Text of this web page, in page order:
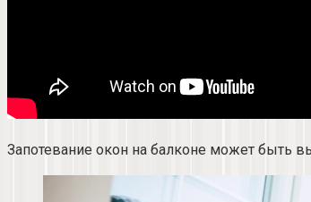
Запотевание окон на балконе может быть